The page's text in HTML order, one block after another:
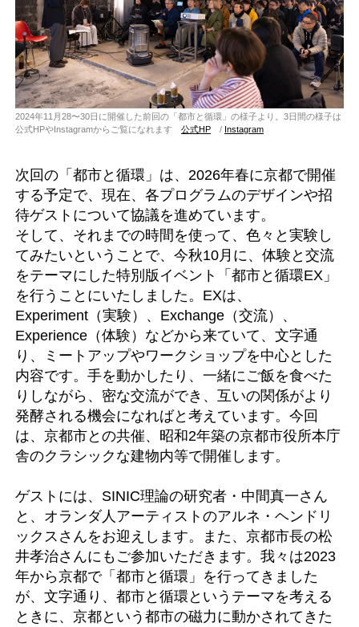
2024年11月28〜30日に開催した前回の「都市と循環」の様子より。3日間の様子は
公式HPやInstagramからご覧になれます 公式HP / Instagram
次回の「都市と循環」は、2026年春に京都で開催
する予定で、現在、各プログラムのデザインや招
待ゲストについて協議を進めています。
そして、それまでの時間を使って、色々と実験し
てみたいということで、今秋10月に、体験と交流
をテーマにした特別版イベント「都市と循環EX」
を行うことにいたしました。EXは、
Experiment（実験）、Exchange（交流）、
Experience（体験）などから来ていて、文字通
り、ミートアップやワークショップを中心とした
内容です。手を動かしたり、一緒にご飯を食べた
りしながら、密な交流ができ、互いの関係がより
発酵される機会になればと考えています。今回
は、京都市との共催、昭和2年築の京都市役所本庁
舎のクラシックな建物内等で開催します。
ゲストには、SINIC理論の研究者・中間真一さん
と、オランダ人アーティストのアルネ・ヘンドリ
ックスさんをお迎えします。また、京都市長の松
井孝治さんにもご参加いただきます。我々は2023
年から京都で「都市と循環」を行ってきました
が、文字通り、都市と循環というテーマを考える
ときに、京都という都市の磁力に動かされてきた